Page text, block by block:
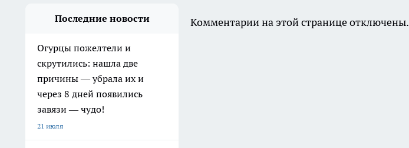
Последние новости
Огурцы пожелтели и
скрутились: нашла две
причины — убрала их и
через 8 дней появились
завязи — чудо!
21 июля
Комментарии на этой странице отключены.